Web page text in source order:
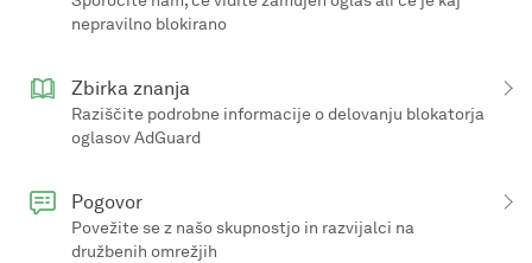
nepravilno blokirano
Zbirka znanja
Raziščite podrobne informacije o delovanju blokatorja
oglasov AdGuard
Pogovor
Povežite se z našo skupnostjo in razvijalci na
družbenih omrežjih